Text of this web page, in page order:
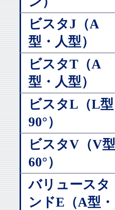
ビスタJ（A
型・人型）
ビスタT（A
型・人型）
ビスタL（L型
90°）
ビスタV（V型
60°）
バリュースタ
ンドE（A型・